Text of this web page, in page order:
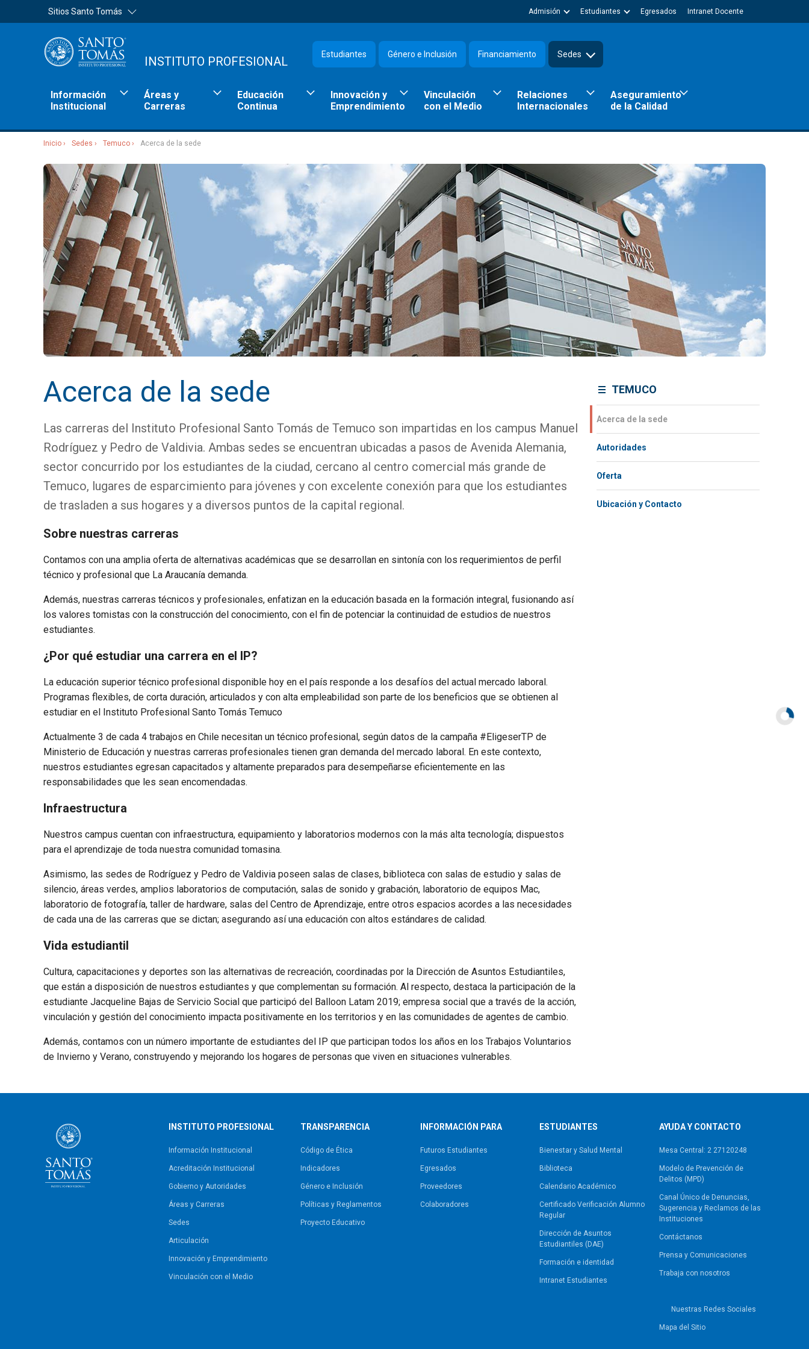
Sitios Santo Tomás Intranet Docente
Egresados
Estudiantes
Admisión
Estudiantes Género e Inclusión Financiamiento Sedes
INSTITUTO PROFESIONAL
Información
Institucional
Áreas y
Carreras
Educación
Continua
Innovación y
Emprendimiento
Vinculación
con el Medio
Relaciones
Internacionales
Aseguramiento
de la Calidad
Inicio Sedes Temuco Acerca de la sede
Acerca de la sede
Las carreras del Instituto Profesional Santo Tomás de Temuco son impartidas en los campus Manuel
Rodríguez y Pedro de Valdivia. Ambas sedes se encuentran ubicadas a pasos de Avenida Alemania,
sector concurrido por los estudiantes de la ciudad, cercano al centro comercial más grande de
Temuco, lugares de esparcimiento para jóvenes y con excelente conexión para que los estudiantes
de trasladen a sus hogares y a diversos puntos de la capital regional.
Sobre nuestras carreras
Contamos con una amplia oferta de alternativas académicas que se desarrollan en sintonía con los requerimientos de perfil
técnico y profesional que La Araucanía demanda.
Además, nuestras carreras técnicos y profesionales, enfatizan en la educación basada en la formación integral, fusionando así
los valores tomistas con la construcción del conocimiento, con el fin de potenciar la continuidad de estudios de nuestros
estudiantes.
¿Por qué estudiar una carrera en el IP?
La educación superior técnico profesional disponible hoy en el país responde a los desafíos del actual mercado laboral.
Programas flexibles, de corta duración, articulados y con alta empleabilidad son parte de los beneficios que se obtienen al
estudiar en el Instituto Profesional Santo Tomás Temuco
Actualmente 3 de cada 4 trabajos en Chile necesitan un técnico profesional, según datos de la campaña #EligeserTP de
Ministerio de Educación y nuestras carreras profesionales tienen gran demanda del mercado laboral. En este contexto,
nuestros estudiantes egresan capacitados y altamente preparados para desempeñarse eficientemente en las
responsabilidades que les sean encomendadas.
Infraestructura
Nuestros campus cuentan con infraestructura, equipamiento y laboratorios modernos con la más alta tecnología; dispuestos
para el aprendizaje de toda nuestra comunidad tomasina.
Asimismo, las sedes de Rodríguez y Pedro de Valdivia poseen salas de clases, biblioteca con salas de estudio y salas de
silencio, áreas verdes, amplios laboratorios de computación, salas de sonido y grabación, laboratorio de equipos Mac,
laboratorio de fotografía, taller de hardware, salas del Centro de Aprendizaje, entre otros espacios acordes a las necesidades
de cada una de las carreras que se dictan; asegurando así una educación con altos estándares de calidad.
Vida estudiantil
Cultura, capacitaciones y deportes son las alternativas de recreación, coordinadas por la Dirección de Asuntos Estudiantiles,
que están a disposición de nuestros estudiantes y que complementan su formación. Al respecto, destaca la participación de la
estudiante Jacqueline Bajas de Servicio Social que participó del Balloon Latam 2019; empresa social que a través de la acción,
vinculación y gestión del conocimiento impacta positivamente en los territorios y en las comunidades de agentes de cambio.
Además, contamos con un número importante de estudiantes del IP que participan todos los años en los Trabajos Voluntarios
de Invierno y Verano, construyendo y mejorando los hogares de personas que viven en situaciones vulnerables.
TEMUCO
Acerca de la sede
Autoridades
Oferta
Ubicación y Contacto
INSTITUTO PROFESIONAL
Información Institucional
Acreditación Institucional
Gobierno y Autoridades​
Áreas y Carreras
Sedes
Articulación
Innovación y Emprendimiento
Vinculación con el Medio
TRANSPARENCIA
Código de Ética
Indicadores
Género e Inclusión
Políticas y Reglamentos​
Proyecto Educativo
INFORMACIÓN PARA
Futuros Estudiantes
Egresados
Proveedores
Colaboradores
ESTUDIANTES
Bienestar y Salud Mental
Biblioteca
Calendario Académico
Certificado Verificación Alumno
Regular
Dirección de Asuntos
Estudiantiles (DAE)
Formación e identidad
Intranet Estudiantes
AYUDA Y CONTACTO
Mesa Central: 2 27120248
Modelo de Prevención de
Delitos (MPD)
Canal Único de Denuncias,
Sugerencia y Reclamos de las
Instituciones
Contáctanos
Prensa y Comunicaciones
Trabaja con nosotros
Nuestras Redes Sociales
Mapa del Sitio